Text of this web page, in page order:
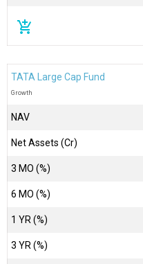
add_shopping_cart
TATA Large Cap Fund
Growth
NAV
Net Assets (Cr)
3 MO (%)
6 MO (%)
1 YR (%)
3 YR (%)